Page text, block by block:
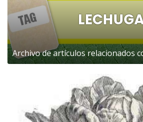
Archivo de artículos relacionados